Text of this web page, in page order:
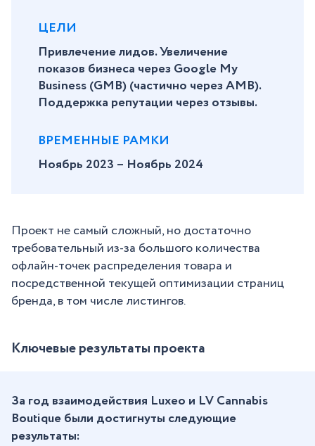
ЦЕЛИ
Привлечение лидов. Увеличение
показов бизнеса через Google My
Business (GMB) (частично через AMB).
Поддержка репутации через отзывы.
ВРЕМЕННЫЕ РАМКИ
Ноябрь 2023 – Ноябрь 2024
Проект не самый сложный, но достаточно
требовательный из-за большого количества
офлайн-точек распределения товара и
посредственной текущей оптимизации страниц
бренда, в том числе листингов.
Ключевые результаты проекта
За год взаимодействия Luxeo и LV Cannabis
Boutique были достигнуты следующие
результаты: